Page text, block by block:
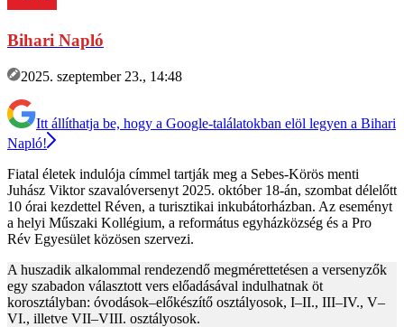
Bihari Napló
2025. szeptember 23., 14:48
Itt állíthatja be, hogy a Google-találatokban elöl legyen a Bihari
Napló!
Fiatal életek indulója címmel tartják meg a Sebes-Körös menti
Juhász Viktor szavalóversenyt 2025. október 18-án, szombat délelőtt
10 órai kezdettel Réven, a turisztikai inkubátorházban. Az eseményt
a helyi Műszaki Kollégium, a református egyházközség és a Pro
Rév Egyesület közösen szervezi.
A huszadik alkalommal rendezendő megmérettetésen a versenyzők
egy szabadon választott vers előadásával indulhatnak öt
korosztályban: óvodások–előkészítő osztályosok, I–II., III–IV., V–
VI., illetve VII–VIII. osztályosok.